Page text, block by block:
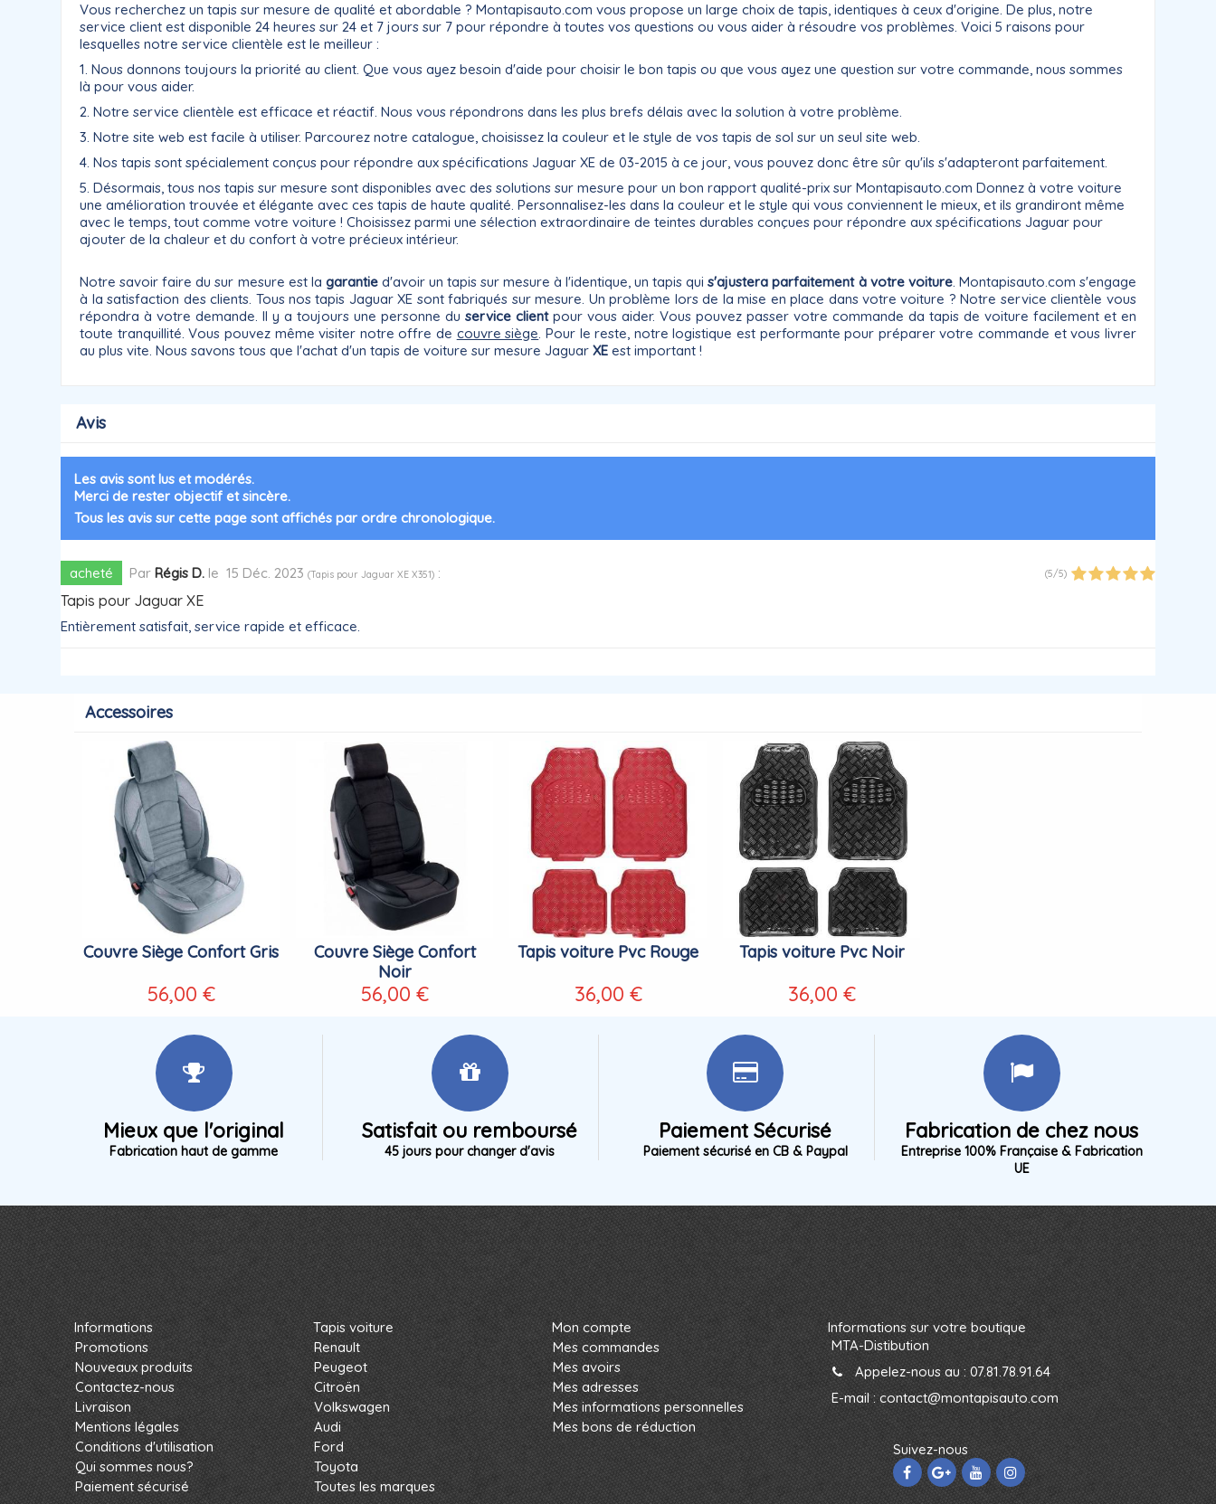
Vous recherchez un tapis sur mesure de qualité et abordable ? Montapisauto.com vous propose un large choix de tapis, identiques à ceux d'origine. De plus, notre
service client est disponible 24 heures sur 24 et 7 jours sur 7 pour répondre à toutes vos questions ou vous aider à résoudre vos problèmes. Voici 5 raisons pour
lesquelles notre service clientèle est le meilleur :
1. Nous donnons toujours la priorité au client. Que vous ayez besoin d'aide pour choisir le bon tapis ou que vous ayez une question sur votre commande, nous sommes
là pour vous aider.
2. Notre service clientèle est efficace et réactif. Nous vous répondrons dans les plus brefs délais avec la solution à votre problème.
3. Notre site web est facile à utiliser. Parcourez notre catalogue, choisissez la couleur et le style de vos tapis de sol sur un seul site web.
4. Nos tapis sont spécialement conçus pour répondre aux spécifications Jaguar XE de 03-2015 à ce jour, vous pouvez donc être sûr qu'ils s'adapteront parfaitement.
5. Désormais, tous nos tapis sur mesure sont disponibles avec des solutions sur mesure pour un bon rapport qualité-prix sur Montapisauto.com Donnez à votre voiture
une amélioration trouvée et élégante avec ces tapis de haute qualité. Personnalisez-les dans la couleur et le style qui vous conviennent le mieux, et ils grandiront même
avec le temps, tout comme votre voiture ! Choisissez parmi une sélection extraordinaire de teintes durables conçues pour répondre aux spécifications Jaguar pour
ajouter de la chaleur et du confort à votre précieux intérieur.
Notre savoir faire du sur mesure est la garantied'avoir un tapis sur mesure à l'identique, un tapis quis'ajustera parfaitement à votre voiture. Montapisauto.com s'engage
à la satisfaction des clients. Tous nos tapis Jaguar XE sont fabriqués sur mesure. Un problème lors de la mise en place dans votre voiture ? Notre service clientèle vous
répondra à votre demande. Il y a toujours une personne duservice clientpour vous aider. Vous pouvez passer votre commande da tapis de voiture facilement et en
toute tranquillité. Vous pouvez même visiter notre offre de couvre siège. Pour le reste, notre logistique est performante pour préparer votre commande et vous livrer
au plus vite. Nous savons tous que l'achat d'un tapis de voiture sur mesure Jaguar XE est important !
Avis
Les avis sont lus et modérés.
Merci de rester objectif et sincère.
Tous les avis sur cette page sont affichés par ordre chronologique.
acheté ParRégis D. le15 Déc. 2023(Tapis pour Jaguar XE X351) : (5/5)
Tapis pour Jaguar XE
Entièrement satisfait, service rapide et efficace.
Accessoires
Couvre Siège Confort Gris
56,00 €
Couvre Siège Confort
Noir
56,00 €
Tapis voiture Pvc Rouge
36,00 €
Tapis voiture Pvc Noir
36,00 €
Mieux que l'original
Fabrication haut de gamme
Satisfait ou remboursé
45 jours pour changer d'avis
Paiement Sécurisé
Paiement sécurisé en CB & Paypal
Fabrication de chez nous
Entreprise 100% Française & Fabrication
UE
Informations
Promotions
Nouveaux produits
Contactez-nous
Livraison
Mentions légales
Conditions d'utilisation
Qui sommes nous?
Paiement sécurisé
Tapis voiture
Renault
Peugeot
Citroën
Volkswagen
Audi
Ford
Toyota
Toutes les marques
Mon compte
Mes commandes
Mes avoirs
Mes adresses
Mes informations personnelles
Mes bons de réduction
Informations sur votre boutique
MTA-Distibution
Appelez-nous au : 07.81.78.91.64
E-mail :contact@montapisauto.com
Suivez-nous